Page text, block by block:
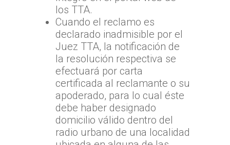
los TTA.
Cuando el reclamo es
declarado inadmisible por el
Juez TTA, la notificación de
la resolución respectiva se
efectuará por carta
certificada al reclamante o su
apoderado, para lo cual éste
debe haber designado
domicilio válido dentro del
radio urbano de una localidad